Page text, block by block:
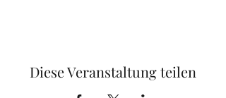
Diese Veranstaltung teilen